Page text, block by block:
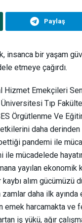
Paylaş
insanca bir yaşam
etmeye çağırdı.
Hizmet Emekçileri
Tıp
Örgütlenme Ve
daha derinden
pandemi ile
mücadelede
yayılan ekonomik
alım gücümüzü
daha ilk ayında
emek harcamakta ve
iş yükü, ağır